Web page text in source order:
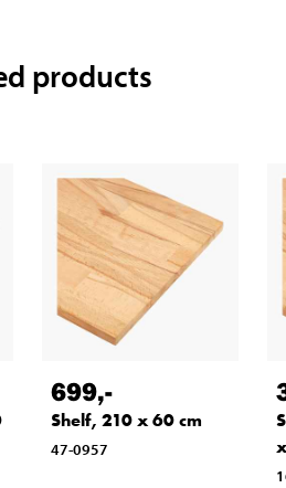
products
699,-
Shelf, 210 x 60 cm
47-0957